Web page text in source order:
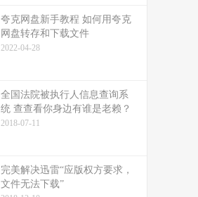
夸克网盘新手教程 如何用夸克
网盘转存和下载文件
2022-04-28
全国法院被执行人信息查询系
统 查查看你身边有谁是老赖？
2018-07-11
完美解决迅雷“应版权方要求，
文件无法下载”